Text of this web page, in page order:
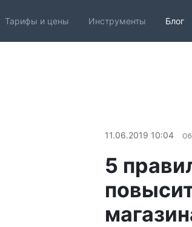
Тарифы и цены Инструменты Блог
11.06.2019 10:04
5